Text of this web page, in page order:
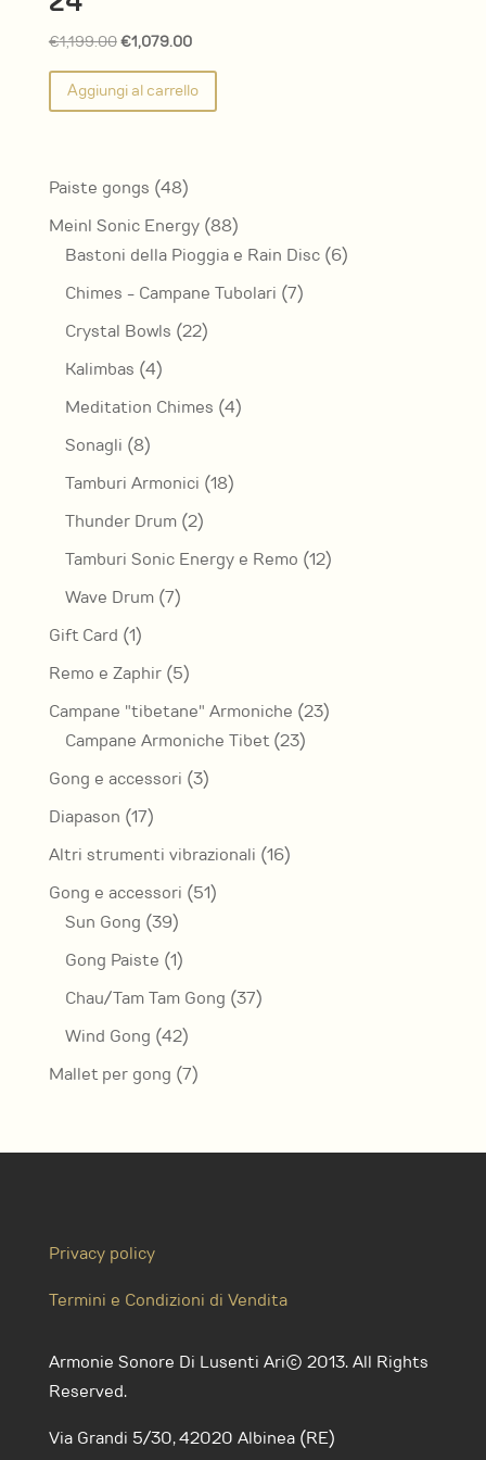
€1,199.00Il
prezzo
originale
era:
€1,079.00Il
prezzo
attuale
è:
Aggiungi al carrello
Paiste gongs 4848
prodotti
Meinl Sonic Energy 8888
prodotti
Bastoni della Pioggia e Rain Disc 66
Chimes - Campane Tubolari 77
Crystal Bowls 2222
Kalimbas 44
prodotti
Meditation Chimes 44
Sonagli 88
prodotti
Tamburi Armonici 1818
Thunder Drum 22
prodotti
Tamburi Sonic Energy e Remo 1212
Wave Drum 77
Gift Card 11
prodotto
Remo e Zaphir 55
prodotti
Campane "tibetane" Armoniche 2323
Campane Armoniche Tibet 2323
Gong e accessori 33
Diapason 1717
prodotti
Altri strumenti vibrazionali 1616
Gong e accessori 5151
Sun Gong 3939
prodotti
Gong Paiste 11
prodotto
Chau/Tam Tam Gong 3737
Wind Gong 4242
prodotti
Mallet per gong 77
Privacy policy
Termini e Condizioni di Vendita
Armonie Sonore Di Lusenti Ari© 2013. All Rights
Reserved.
Via Grandi 5/30, 42020 Albinea (RE)